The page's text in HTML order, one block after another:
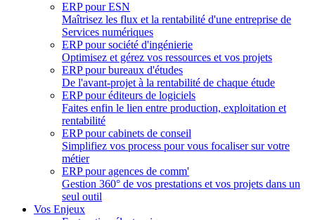
ERP pour ESN
Maîtrisez les flux et la rentabilité d'une entreprise de
Services numériques
ERP pour société d'ingénierie
Optimisez et gérez vos ressources et vos projets
ERP pour bureaux d'études
De l'avant-projet à la rentabilité de chaque étude
ERP pour éditeurs de logiciels
Faites enfin le lien entre production, exploitation et
rentabilité
ERP pour cabinets de conseil
Simplifiez vos process pour vous focaliser sur votre
métier
ERP pour agences de comm'
Gestion 360° de vos prestations et vos projets dans un
seul outil
Vos Enjeux